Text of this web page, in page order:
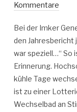
Kommentare
Bei der Imker
den Jahresbericht
war speziell…“ So
Erinnerung.
kühle Tage
ist zu einer
Wechselbad an